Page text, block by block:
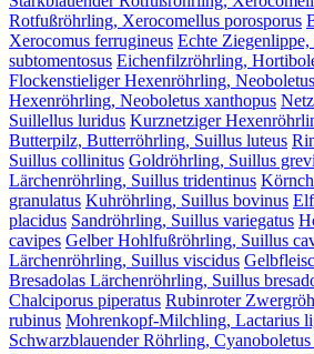
Rotfußröhrling, Xerocomellus porosporus
Xerocomus ferrugineus Echte
subtomentosus Eichenfilzröhrling,
Flockenstieliger Hexenröhrling,
Hexenröhrling, Neoboletus xanthopus
Suillellus luridus Kurznetziger
Butterpilz, Butterröhrling, Suillus luteus
Suillus collinitus Goldröhrling, Suillus
Lärchenröhrling, Suillus tridentinus
granulatus Kuhröhrling, Suillus bovinus
placidus Sandröhrling, Suillus variegatus
cavipes Gelber Hohlfußröhrling, Suillus
Lärchenröhrling, Suillus viscidus
Bresadolas Lärchenröhrling, Suillus
Chalciporus piperatus Rubinroter
rubinus Mohrenkopf-Milchling, Lactarius
Schwarzblauender Röhrling,